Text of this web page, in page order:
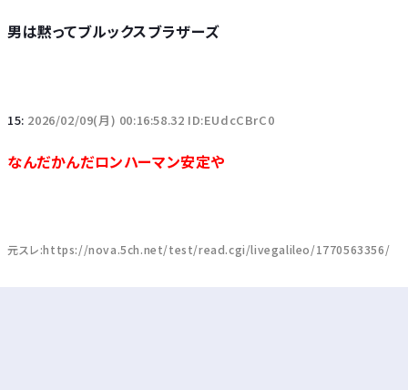
男は黙ってブルックスブラザーズ
15: 2026/02/09(月) 00:16:58.32 ID:EUdcCBrC0
なんだかんだロンハーマン安定や
元スレ:https://nova.5ch.net/test/read.cgi/livegalileo/1770563356/